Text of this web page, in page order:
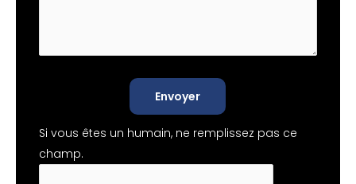
Envoyer
Si vous êtes un humain, ne remplissez pas ce
champ.